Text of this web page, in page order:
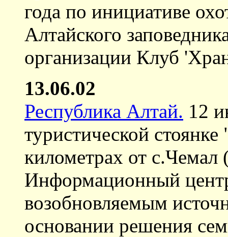
года по инициативе
Алтайского
организации Клуб
13.06.02
Республика Алтай. 12
туристической
километрах от с.Чемал
Информационный
возобновляемым
основании решения